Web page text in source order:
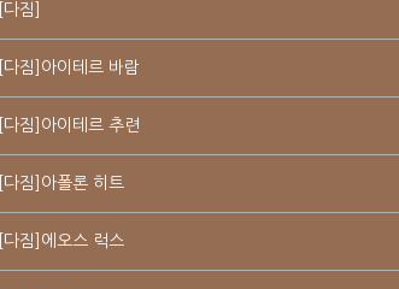
[다짐]
[다짐]아이테르 바람
[다짐]아이테르 추련
[다짐]아폴론 히트
[다짐]에오스 럭스